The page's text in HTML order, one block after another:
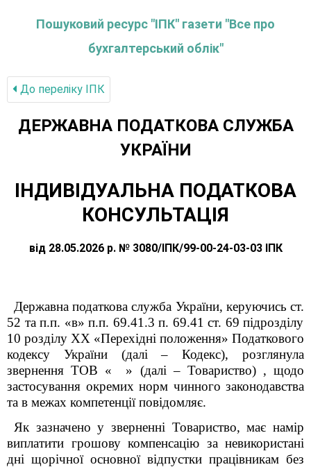
Пошуковий ресурс "ІПК" газети "Все про
бухгалтерський облік"
До переліку IПК
ДЕРЖАВНА ПОДАТКОВА СЛУЖБА
УКРАЇНИ
ІНДИВІДУАЛЬНА ПОДАТКОВА
КОНСУЛЬТАЦІЯ
від 28.05.2026 р. № 3080/ІПК/99-00-24-03-03 ІПК
Державна податкова служба України, керуючись ст.
52 та п.п. «в»п.п. 69.41.3 п. 69.41 ст. 69 підрозділу
10 розділу XX «Перехідні положення» Податкового
кодексу України (далі – Кодекс), розглянула
звернення ТОВ « » (далі – Товариство) , щодо
застосування окремих норм чинного законодавства
та в межах компетенції повідомляє.
Як зазначено у зверненні Товариство, має намір
виплатити грошову компенсацію за невикористані
дні щорічної основної відпустки працівникам без